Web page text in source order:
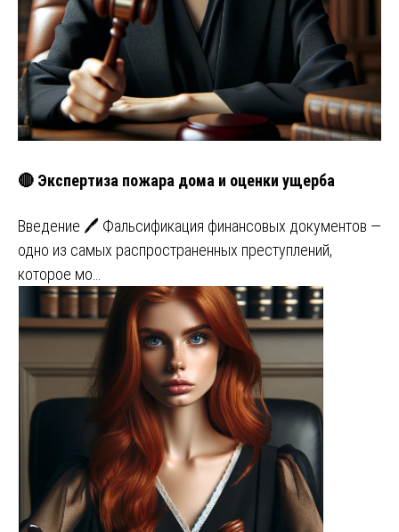
🔴 Экспертиза пожара дома и оценки ущерба
Введение 🖊️ Фальсификация финансовых документов —
одно из самых распространенных преступлений,
которое мо…